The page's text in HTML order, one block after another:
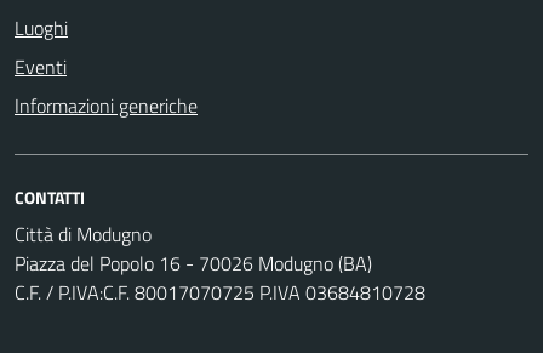
Luoghi
Eventi
Informazioni generiche
CONTATTI
Città di Modugno
Piazza del Popolo 16 - 70026 Modugno (BA)
C.F. / P.IVA:C.F. 80017070725 P.IVA 03684810728